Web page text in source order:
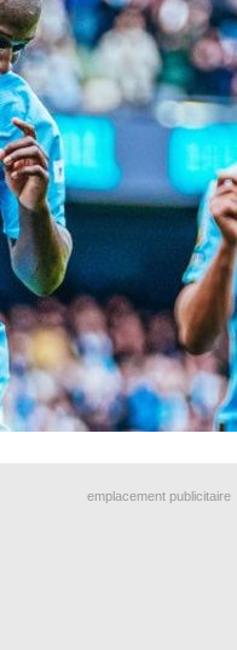
emplacement publicitaire